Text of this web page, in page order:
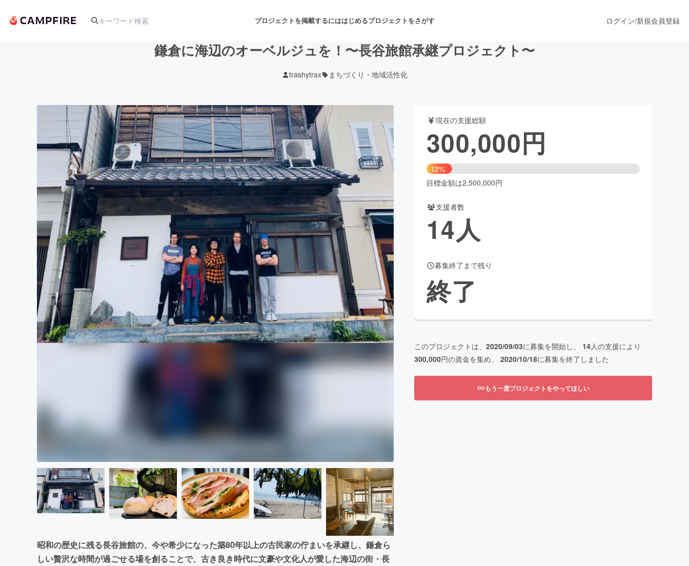
プロジェクトを掲載するにははじめるプロジェクトをさがす
アート・写真 音楽 舞台・パフォーマンス
テクノロジー・ガジェット ゲーム・サービス開発 フード・飲食店 ファッション
映像・映画 書籍・雑誌出版
ビジネス・起業 チャレンジ ビューティー・ヘルスケア
まちづくり・地域活性化
CAMPFIRE for Social Good
CAMPFIRE Creation
CAMPFIREふるさと納税 machi-ya コミュニティ
ログイン/新規会員登録
鎌倉に海辺のオーベルジュを！〜長谷旅館承継プロジェクト〜
trashytrax まちづくり・地域活性化
昭和の歴史に残る長谷旅館の、今や希少になった築80年以上の古民家の佇まいを承継し、鎌倉ら
しい贅沢な時間が過ごせる場を創ることで、古き良き時代に文豪や文化人が愛した海辺の街・長
現在の支援総額
300,000円
12%
目標金額は2,500,000円
支援者数
14人
募集終了まで残り
終了
このプロジェクトは、 2020/09/03に募集を開始し、 14人の支援により
300,000円の資金を集め、 2020/10/18に募集を終了しました
もう一度プロジェクトをやってほしい